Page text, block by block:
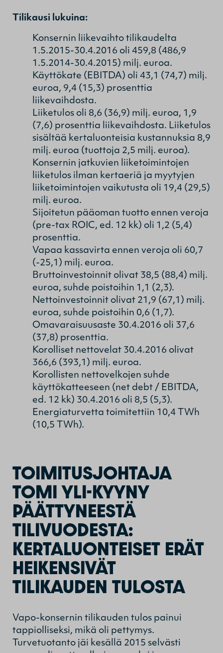
Tilikausi lukuina:
Konsernin liikevaihto tilikaudelta
1.5.2015-30.4.2016 oli 459,8 (486,9
1.5.2014-30.4.2015) milj. euroa.
Käyttökate (EBITDA) oli 43,1 (74,7) milj.
euroa, 9,4 (15,3) prosenttia
liikevaihdosta.
Liiketulos oli 8,6 (36,9) milj. euroa, 1,9
(7,6) prosenttia liikevaihdosta. Liiketulos
sisältää kertaluonteisia kustannuksia 8,9
milj. euroa (tuottoja 2,5 milj. euroa).
Konsernin jatkuvien liiketoimintojen
liiketulos ilman kertaeriä ja myytyjen
liiketoimintojen vaikutusta oli 19,4 (29,5)
milj. euroa.
Sijoitetun pääoman tuotto ennen veroja
(pre-tax ROIC, ed. 12 kk) oli 1,2 (5,4)
prosenttia.
Vapaa kassavirta ennen veroja oli 60,7
(-25,1) milj. euroa.
Bruttoinvestoinnit olivat 38,5 (88,4) milj.
euroa, suhde poistoihin 1,1 (2,3).
Nettoinvestoinnit olivat 21,9 (67,1) milj.
euroa, suhde poistoihin 0,6 (1,7).
Omavaraisuusaste 30.4.2016 oli 37,6
(37,8) prosenttia.
Korolliset nettovelat 30.4.2016 olivat
366,6 (393,1) milj. euroa.
Korollisten nettovelkojen suhde
käyttökatteeseen (net debt / EBITDA,
ed. 12 kk) 30.4.2016 oli 8,5 (5,3).
Energiaturvetta toimitettiin 10,4 TWh
(10,5 TWh).
TOIMITUSJOHTAJA
TOMI YLI-KYYNY
PÄÄTTYNEESTÄ
TILIVUODESTA:
KERTALUONTEISET ERÄT
HEIKENSIVÄT
TILIKAUDEN TULOSTA
Vapo-konsernin tilikauden tulos painui
tappiolliseksi, mikä oli pettymys.
Turvetuotanto jäi kesällä 2015 selvästi